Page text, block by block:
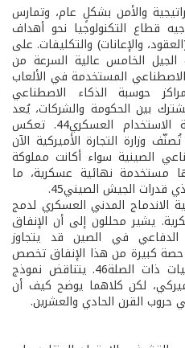
والأمن بشكلٍ عام، وتمارس
قطاع التكنولوجيا نحو أهداف
والإعانات) والتكليفات. على
الجيل الخامس عالية السرعة من
المستخدمة في الألعاب
حوسبة الذكاء الاصطناعي
بين الحكومة والشركات، يُعد
أي ابتكار مدني صالح لازدواجية الاستخدام العسكري44. تعكس
وزارة التجارة الأميركية الآن
الصينية سواء أكانت مملوكة
مستخدمة نهائية عسكرية، ما
الجيش الصيني45.
الاندماج المدني العسكري لدمج
يشير محللون إلى أن الإنفاق
الدفاعي في الصين قد يتجاوز
حصة كبيرة من هذا الإنفاق تخصص
لتطوير الذكاء الاصطناعي والتقنيات ذات الصلة46. يتناقض نموذج
لكن كلاهما يوضح كيف أن
القرن الحادي والعشرين.